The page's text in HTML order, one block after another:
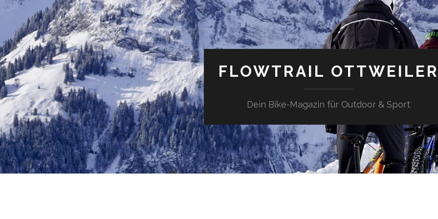
FLOWTRAIL
Dein Bike-Magazin für Outdoor & Sport